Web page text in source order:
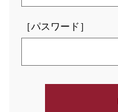
［パスワード］